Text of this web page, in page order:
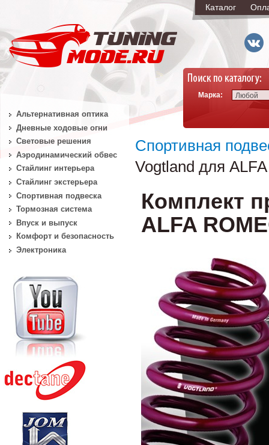
Каталог
Марка: Любой
Спортивная
Vogtland для
Комплект
ALFA
Альтернативная оптика
Дневные ходовые огни
Световые решения
Аэродинамический обвес
Стайлинг интерьера
Стайлинг экстерьера
Спортивная подвеска
Тормозная система
Впуск и выпуск
Комфорт и безопасность
Электроника